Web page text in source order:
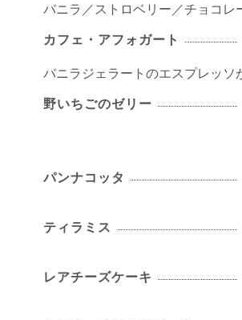
バニラ／ストロベリー／チョコレ
カフェ・アフォガート
バニラジェラートのエスプレッソ
野いちごのゼリー
パンナコッタ
ティラミス
レアチーズケーキ